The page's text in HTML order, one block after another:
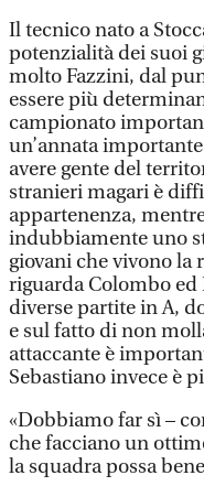
Il tecnico nato a
potenzialità dei suoi
molto Fazzini, dal
essere più
campionato
un’annata
avere gente del
stranieri magari è
appartenenza,
indubbiamente uno
giovani che vivono la
riguarda Colombo ed
diverse partite in A,
e sul fatto di non
attaccante è
Sebastiano invece è
«Dobbiamo far sì –
che facciano un
la squadra possa